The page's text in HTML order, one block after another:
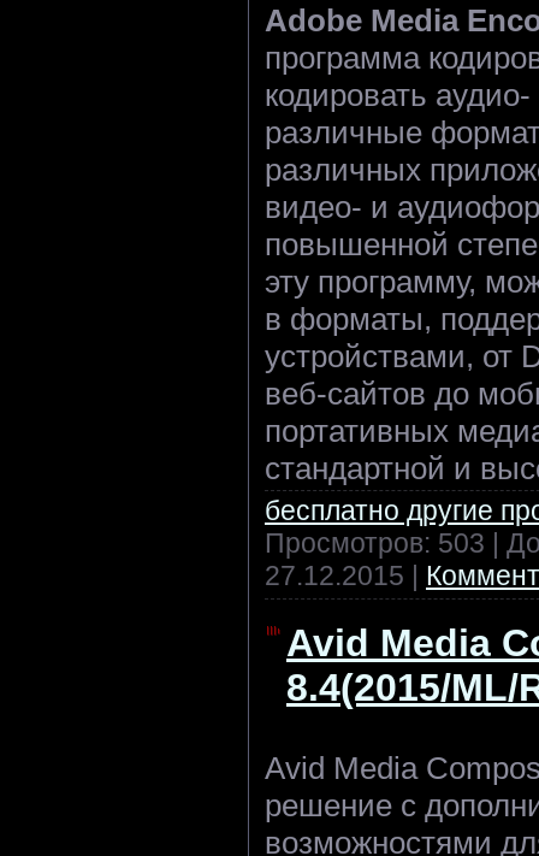
Adobe Media
программа
кодировать
различные
различных
видео- и
повышенной
эту программу,
в форматы,
устройствами, от
веб-сайтов до
портативных
стандартной и
бесплатно другие
Просмотров: 503 |
27.12.2015 |
Avid Media
8.4(2015/ML/
Avid Media
решение с
возможностями